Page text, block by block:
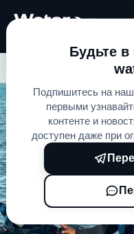
Будьте в
Подпишитесь на
первыми
контенте и
доступен даже при